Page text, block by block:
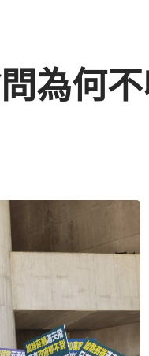
為何不